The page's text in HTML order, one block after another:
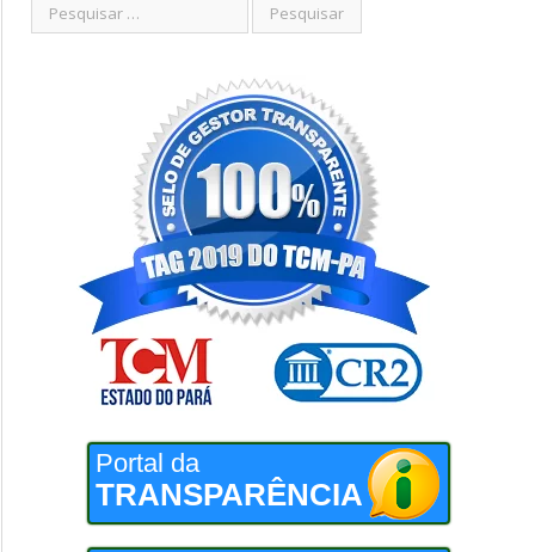
Portal da
TRANSPARÊNCIA